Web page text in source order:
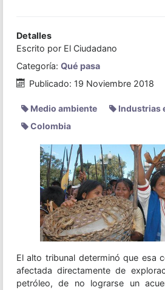
Detalles
Escrito por El Ciudadano
Categoría: Qué pasa
Publicado: 19 Noviembre 2018
Medio ambiente
Industrias
Colombia
El alto tribunal determinó que esa
afectada directamente de
petróleo, de no lograrse un